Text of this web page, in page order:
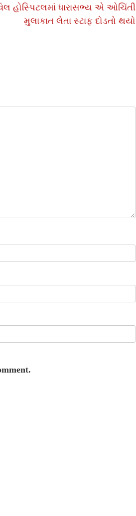
હોસ્પિટલમાં ધારાસભ્ય એ ઓચિંતી
મુલાકાત લેતા સ્ટાફ દોડતો થયો